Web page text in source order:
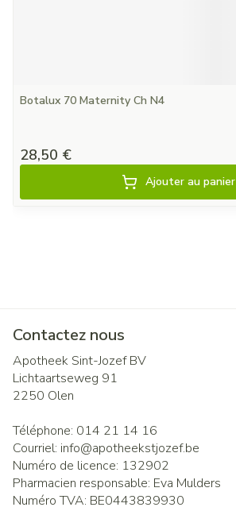
Botalux 70 Maternity Ch N4
28,50 €
Ajouter au panier
Contactez nous
Apotheek Sint-Jozef BV
Lichtaartseweg 91
2250 Olen
Téléphone: 014 21 14 16
Courriel: info@apotheekstjozef.be
Numéro de licence: 132902
Pharmacien responsable: Eva Mulders
Numéro TVA: BE0443839930